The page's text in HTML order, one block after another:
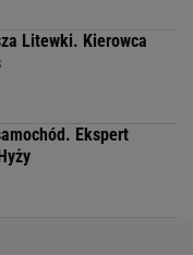
Litewki. Kierowca
Ekspert